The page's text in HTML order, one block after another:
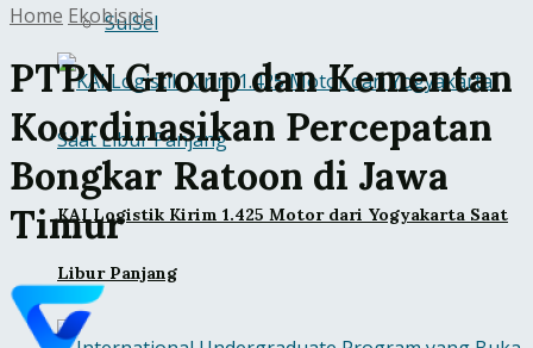
SulSel
KAI Logistik Kirim 1.425 Motor dari Yogyakarta Saat
Libur Panjang
Home Ekobisnis
PTPN Group dan Kementan
Koordinasikan Percepatan
Bongkar Ratoon di Jawa
Timur